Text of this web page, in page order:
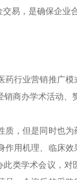
易，是确保企业
行业营销推广
商办学术活动、
，但是同时也
用机理、临床
类学术会议，